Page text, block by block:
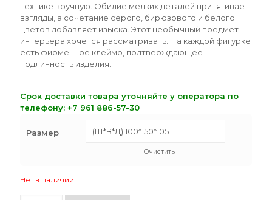
технике вручную. Обилие мелких деталей притягивает
взгляды, а сочетание серого, бирюзового и белого
цветов добавляет изыска. Этот необычный предмет
интерьера хочется рассматривать. На каждой фигурке
есть фирменное клеймо, подтверждающее
подлинность изделия.
Срок доставки товара уточняйте у оператора по
телефону: +7 961 886-57-30
Размер
Очистить
Нет в наличии